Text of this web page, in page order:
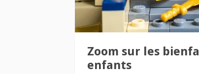
Zoom sur les
enfants